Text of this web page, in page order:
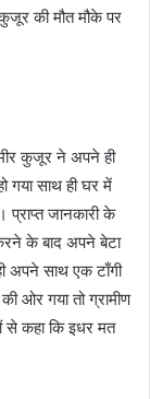
की मौत मौके पर
कुजूर ने अपने ही
साथ ही घर में
जानकारी के
के बाद अपने बेटा
अपने साथ एक टाँगी
गया तो ग्रामीण
से कहा कि इधर मत